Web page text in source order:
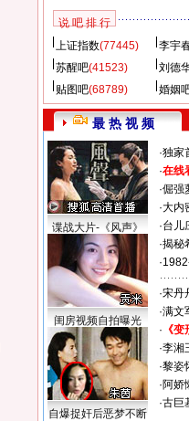
说 吧 排 行
上证指数(77445) 李宇
苏醒吧(41523) 刘德
贴图吧(68789) 婚姻
最 热 视 频
谍战大片-《风声》
闺房视频自拍曝光
自爆捉奸后恶梦不断
·独家
·在线
·倔强
·大内
·台儿
·揭秘
·
·宋丹
·满文
· 《
·李湘
·黎姿
·阿娇
·古巨